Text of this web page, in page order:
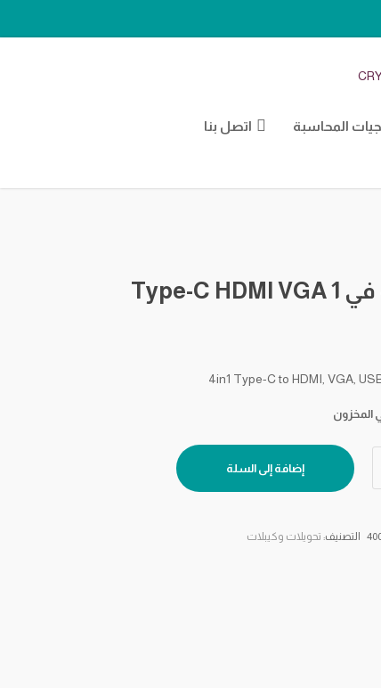
المحاسبة اتصل بنا
4in1 Type-C to HDMI, VGA,
إضافة إلى السلة
التصنيف: تحويلات وكيبلات